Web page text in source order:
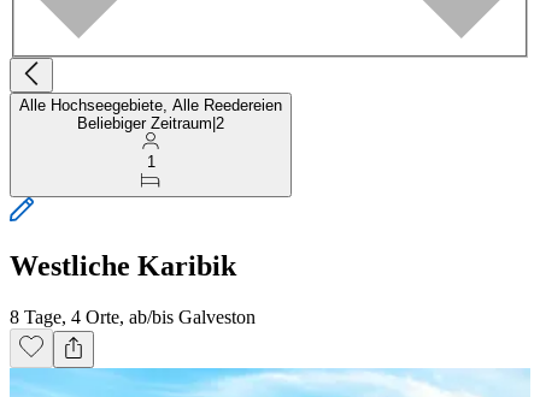
Alle Hochseegebiete, Alle Reedereien
Beliebiger Zeitraum 2
1
Westliche Karibik
8 Tage, 4 Orte, ab/bis Galveston